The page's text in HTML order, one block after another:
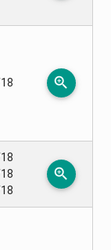
zoom_in
zoom_in